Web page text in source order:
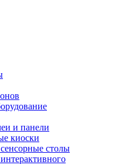
и панели
киоски
столы